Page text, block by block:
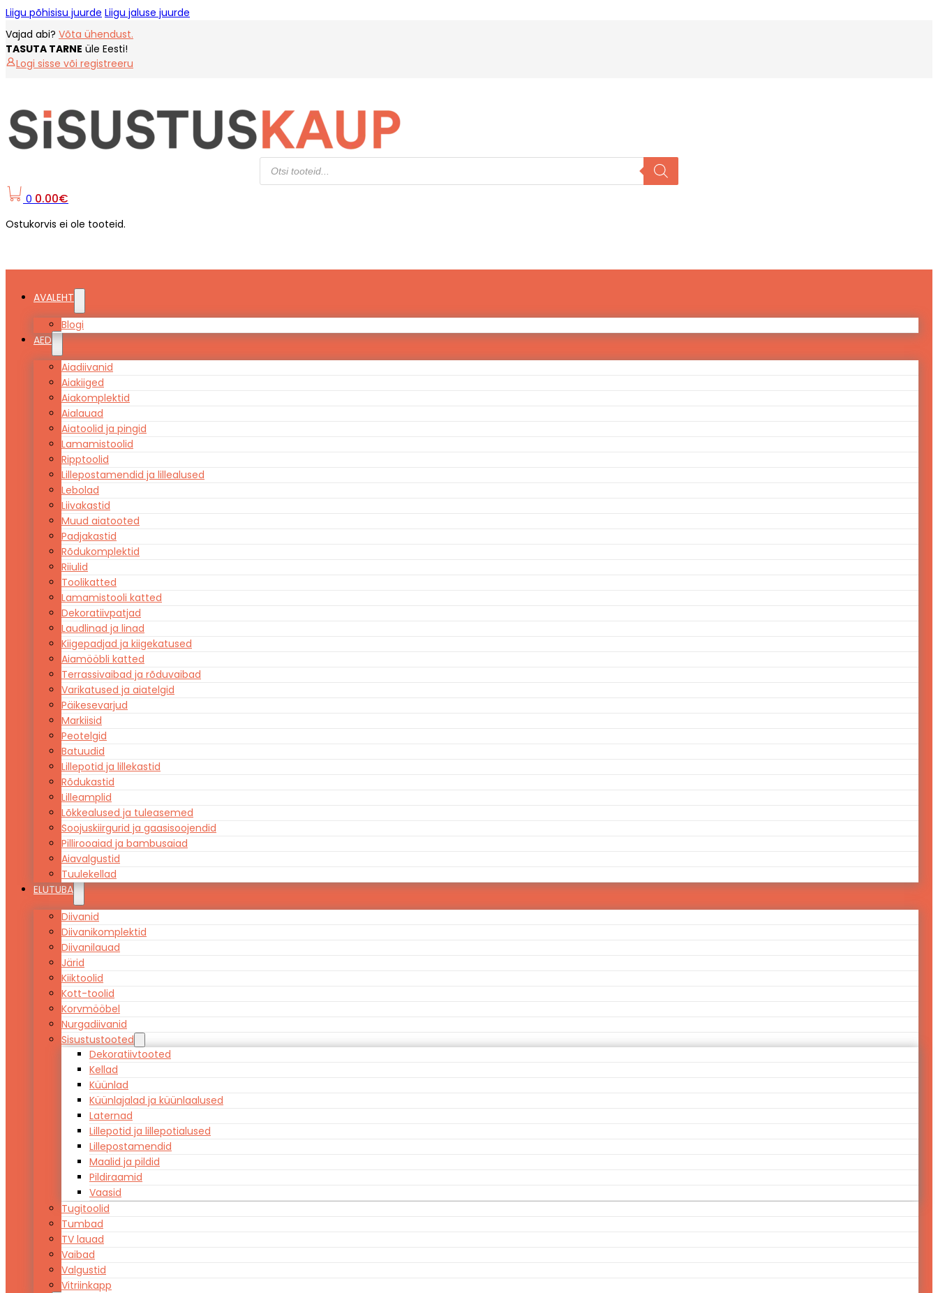
Liigu põhisisu juurde Liigu jaluse juurde
Vajad abi? Võta ühendust.
TASUTA TARNE üle Eesti!
Logi sisse või registreeru
Products
search
0 0.00€
Ostukorvis ei ole tooteid.
AVALEHT
Blogi
AED
Aiadiivanid
Aiakiiged
Aiakomplektid
Aialauad
Aiatoolid ja pingid
Lamamistoolid
Ripptoolid
Lillepostamendid ja lillealused
Lebolad
Liivakastid
Muud aiatooted
Padjakastid
Rõdukomplektid
Riiulid
Toolikatted
Lamamistooli katted
Dekoratiivpatjad
Laudlinad ja linad
Kiigepadjad ja kiigekatused
Aiamööbli katted
Terrassivaibad ja rõduvaibad
Varikatused ja aiatelgid
Päikesevarjud
Markiisid
Peotelgid
Batuudid
Lillepotid ja lillekastid
Rõdukastid
Lilleamplid
Lõkkealused ja tuleasemed
Soojuskiirgurid ja gaasisoojendid
Pillirooaiad ja bambusaiad
Aiavalgustid
Tuulekellad
ELUTUBA
Diivanid
Diivanikomplektid
Diivanilauad
Järid
Kiiktoolid
Kott-toolid
Korvmööbel
Nurgadiivanid
Sisustustooted
Dekoratiivtooted
Kellad
Küünlad
Küünlajalad ja küünlaalused
Laternad
Lillepotid ja lillepotialused
Lillepostamendid
Maalid ja pildid
Pildiraamid
Vaasid
Tugitoolid
Tumbad
TV lauad
Vaibad
Valgustid
Vitriinkapp